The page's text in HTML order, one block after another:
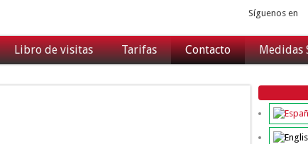
Síguenos en
Libro de visitas Tarifas Contacto Medidas